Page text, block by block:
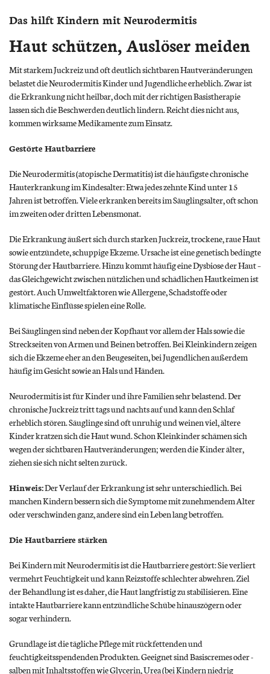
Das hilft Kindern mit Neurodermitis
Haut schützen, Auslöser meiden
Mit starkem Juckreiz und oft deutlich sichtbaren Hautveränderungen
belastet die Neurodermitis Kinder und Jugendliche erheblich. Zwar ist
die Erkrankung nicht heilbar, doch mit der richtigen Basistherapie
lassen sich die Beschwerden deutlich lindern. Reicht dies nicht aus,
kommen wirksame Medikamente zum Einsatz.
Gestörte Hautbarriere
Die Neurodermitis (atopische Dermatitis) ist die häufigste chronische
Hauterkrankung im Kindesalter: Etwa jedes zehnte Kind unter 15
Jahren ist betroffen. Viele erkranken bereits im Säuglingsalter, oft schon
im zweiten oder dritten Lebensmonat.
Die Erkrankung äußert sich durch starken Juckreiz, trockene, raue Haut
sowie entzündete, schuppige Ekzeme. Ursache ist eine genetisch bedingte
Störung der Hautbarriere. Hinzu kommt häufig eine Dysbiose der Haut –
das Gleichgewicht zwischen nützlichen und schädlichen Hautkeimen ist
gestört. Auch Umweltfaktoren wie Allergene, Schadstoffe oder
klimatische Einflüsse spielen eine Rolle.
Bei Säuglingen sind neben der Kopfhaut vor allem der Hals sowie die
Streckseiten von Armen und Beinen betroffen. Bei Kleinkindern zeigen
sich die Ekzeme eher an den Beugeseiten, bei Jugendlichen außerdem
häufig im Gesicht sowie an Hals und Händen.
Neurodermitis ist für Kinder und ihre Familien sehr belastend. Der
chronische Juckreiz tritt tags und nachts auf und kann den Schlaf
erheblich stören. Säuglinge sind oft unruhig und weinen viel, ältere
Kinder kratzen sich die Haut wund. Schon Kleinkinder schämen sich
wegen der sichtbaren Hautveränderungen; werden die Kinder älter,
ziehen sie sich nicht selten zurück.
Hinweis:Der Verlauf der Erkrankung ist sehr unterschiedlich. Bei
manchen Kindern bessern sich die Symptome mit zunehmendem Alter
oder verschwinden ganz, andere sind ein Leben lang betroffen.
Die Hautbarriere stärken
Bei Kindern mit Neurodermitis ist die Hautbarriere gestört: Sie verliert
vermehrt Feuchtigkeit und kann Reizstoffe schlechter abwehren. Ziel
der Behandlung ist es daher, die Haut langfristig zu stabilisieren. Eine
intakte Hautbarriere kann entzündliche Schübe hinauszögern oder
sogar verhindern.
Grundlage ist die tägliche Pflege mit rückfettenden und
feuchtigkeitsspendenden Produkten. Geeignet sind Basiscremes oder -
salben mit Inhaltsstoffen wie Glycerin, Urea (bei Kindern niedrig